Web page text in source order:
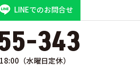
LINEでのお問合せ
343
（水曜日定休）